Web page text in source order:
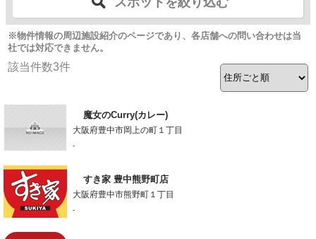
※物件情報の周辺施設紹介のページであり、各店舗への問い合わせは当
社では対応できません。
該当件数3件
魔女のCurry(カレー)
大阪府豊中市岡上の町１丁目
-
すき家 豊中熊野町店
大阪府豊中市熊野町１丁目
-